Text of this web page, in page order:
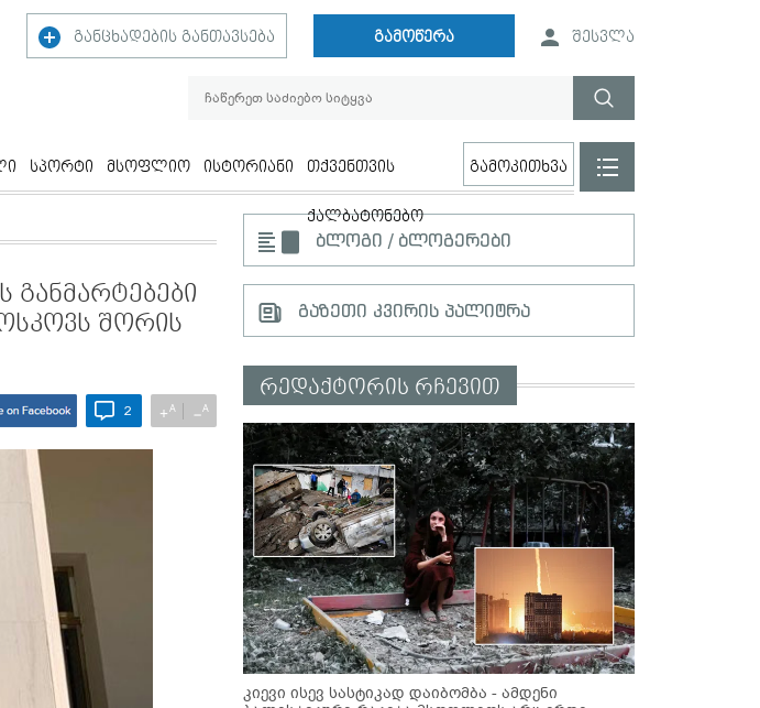
განცხადების განთავსება გამოწერა შესვლა
სპორტი მსოფლიო ისტორიანი თქვენთვის
ქალბატონებო
გამოკითხვა
შორის
2 +A −A
ბლოგი / ბლოგერები
გაზეთი კვირის პალიტრა
რედაქტორის რჩევით
კიევი ისევ სასტიკად დაიბომბა - ამდენი